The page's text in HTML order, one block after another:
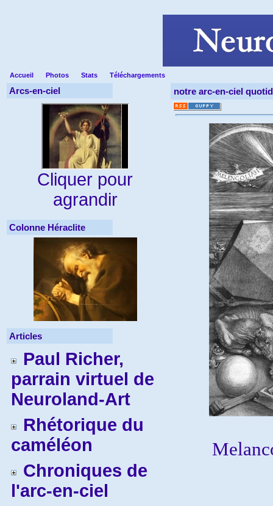
Accueil Photos Stats Téléchargements
Arcs-en-ciel
Cliquer pour
agrandir
Colonne Héraclite
Articles
Paul Richer,
parrain virtuel de
Neuroland-Art
Rhétorique du
caméléon
Chroniques de
l'arc-en-ciel
notre arc-en-ciel